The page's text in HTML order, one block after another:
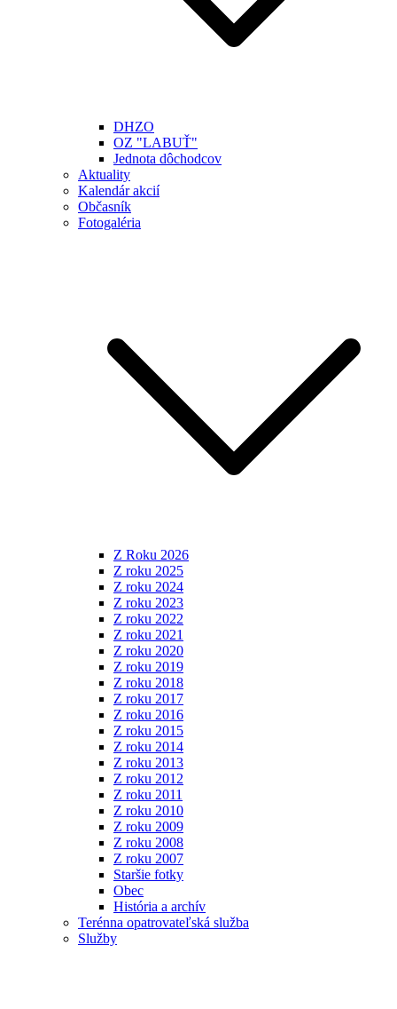
DHZO
OZ "LABUŤ"
Jednota dôchodcov
Aktuality
Kalendár akcií
Občasník
Fotogaléria
Z Roku 2026
Z roku 2025
Z roku 2024
Z roku 2023
Z roku 2022
Z roku 2021
Z roku 2020
Z roku 2019
Z roku 2018
Z roku 2017
Z roku 2016
Z roku 2015
Z roku 2014
Z roku 2013
Z roku 2012
Z roku 2011
Z roku 2010
Z roku 2009
Z roku 2008
Z roku 2007
Staršie fotky
Obec
História a archív
Terénna opatrovateľská služba
Služby